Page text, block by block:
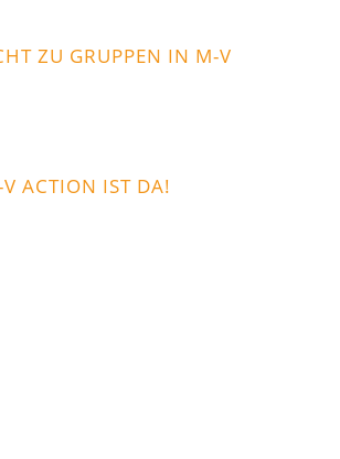
new
new
ZU GRUPPEN IN M-V
ACTION IST DA!